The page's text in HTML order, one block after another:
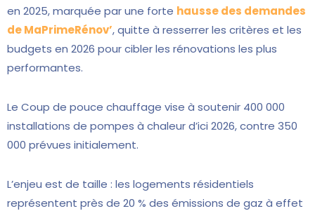
en 2025, marquée par une forte hausse des demandes
de MaPrimeRénov’, quitte à resserrer les critères et les
budgets en 2026 pour cibler les rénovations les plus
performantes.
Le Coup de pouce chauffage vise à soutenir 400 000
installations de pompes à chaleur d’ici 2026, contre 350
000 prévues initialement.
L’enjeu est de taille : les logements résidentiels
représentent près de 20 % des émissions de gaz à effet